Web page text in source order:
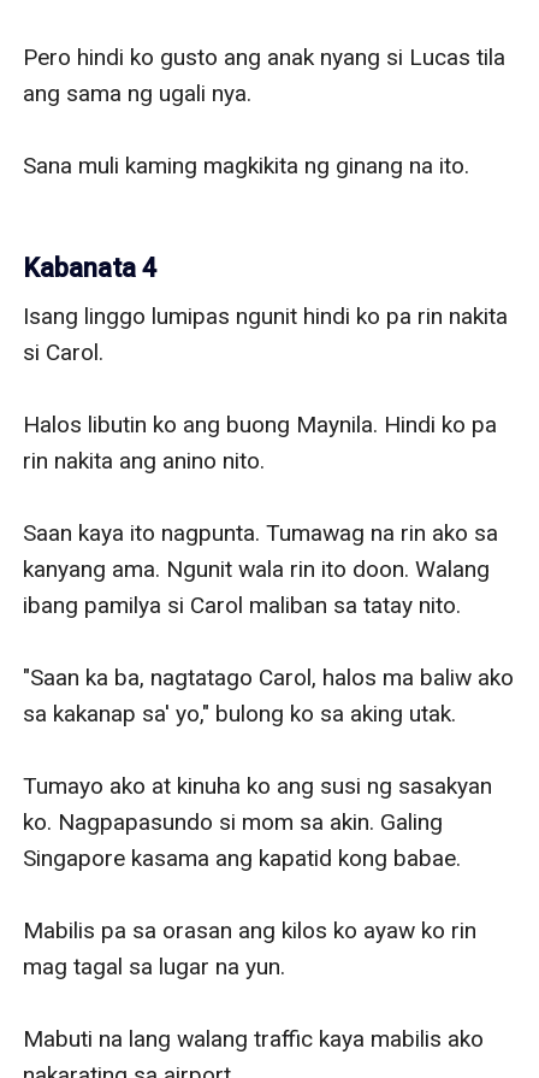
Pero hindi ko gusto ang anak nyang si Lucas tila
ang sama ng ugali nya.
Sana muli kaming magkikita ng ginang na ito.
Kabanata 4
Isang linggo lumipas ngunit hindi ko pa rin nakita
si Carol.
Halos libutin ko ang buong Maynila. Hindi ko pa
rin nakita ang anino nito.
Saan kaya ito nagpunta. Tumawag na rin ako sa
kanyang ama. Ngunit wala rin ito doon. Walang
ibang pamilya si Carol maliban sa tatay nito.
"Saan ka ba, nagtatago Carol, halos ma baliw ako
sa kakanap sa' yo," bulong ko sa aking utak.
Tumayo ako at kinuha ko ang susi ng sasakyan
ko. Nagpapasundo si mom sa akin. Galing
Singapore kasama ang kapatid kong babae.
Mabilis pa sa orasan ang kilos ko ayaw ko rin
mag tagal sa lugar na yun.
Mabuti na lang walang traffic kaya mabilis ako